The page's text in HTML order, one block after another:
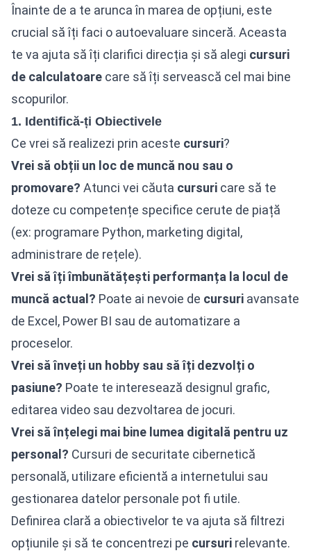
Înainte de a te arunca în marea de opțiuni, este
crucial să îți faci o autoevaluare sinceră. Aceasta
te va ajuta să îți clarifici direcția și să alegi cursuri
de calculatoare care să îți servească cel mai bine
scopurilor.
1. Identifică-ți Obiectivele
Ce vrei să realizezi prin aceste cursuri?
Vrei să obții un loc de muncă nou sau o
promovare? Atunci vei căuta cursuri care să te
doteze cu competențe specifice cerute de piață
(ex: programare Python, marketing digital,
administrare de rețele).
Vrei să îți îmbunătățești performanța la locul de
muncă actual? Poate ai nevoie de cursuri avansate
de Excel, Power BI sau de automatizare a
proceselor.
Vrei să înveți un hobby sau să îți dezvolți o
pasiune? Poate te interesează designul grafic,
editarea video sau dezvoltarea de jocuri.
Vrei să înțelegi mai bine lumea digitală pentru uz
personal? Cursuri de securitate cibernetică
personală, utilizare eficientă a internetului sau
gestionarea datelor personale pot fi utile.
Definirea clară a obiectivelor te va ajuta să filtrezi
opțiunile și să te concentrezi pe cursuri relevante.